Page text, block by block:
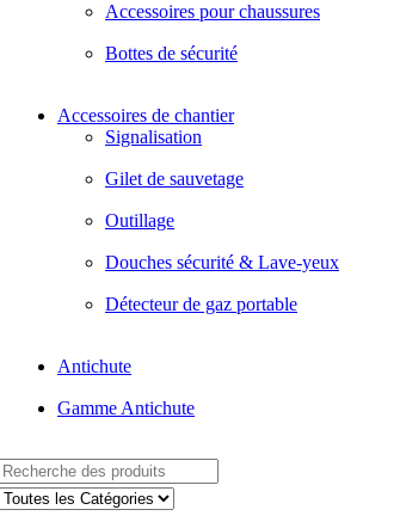
Accessoires pour chaussures
Bottes de sécurité
Accessoires de chantier
Signalisation
Gilet de sauvetage
Outillage
Douches sécurité & Lave-yeux
Détecteur de gaz portable
Antichute
Gamme Antichute
Search
for: